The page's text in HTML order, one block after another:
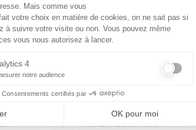
Mais comme vous
votre choix en matière de cookies, on ne sait pas si
à suivre votre visite ou non. Vous pouvez même
vous nous autorisez à lancer.
4
notre audience
la gestion du site web, il permet de mesurer des
Consentements certifiés par
OK pour moi
Axeptio consent
999,00 €
Réf. z201035mc marron